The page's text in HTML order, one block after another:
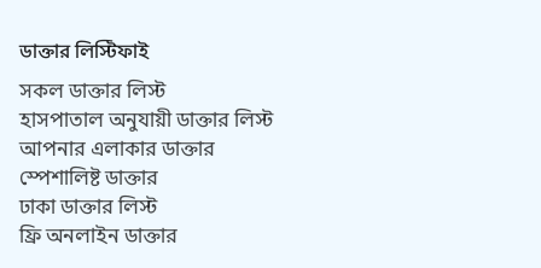
ডাক্তার লিস্টিফাই
সকল ডাক্তার লিস্ট
হাসপাতাল অনুযায়ী ডাক্তার লিস্ট
আপনার এলাকার ডাক্তার
স্পেশালিষ্ট ডাক্তার
ঢাকা ডাক্তার লিস্ট
ফ্রি অনলাইন ডাক্তার